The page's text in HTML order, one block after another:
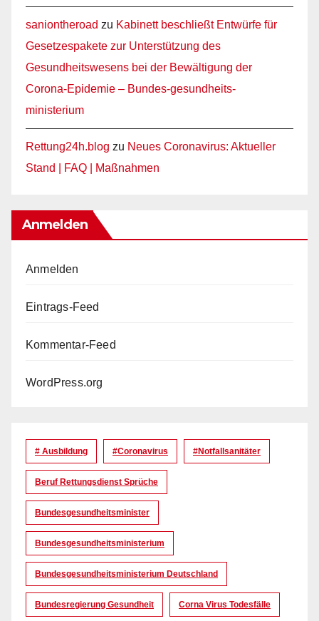
saniontheroad zu Kabinett beschließt Entwürfe für
Gesetzespakete zur Unterstützung des
Gesundheitswesens bei der Bewältigung der
Corona-Epidemie – Bundes-gesundheits-
ministerium
Rettung24h.blog zu Neues Coronavirus: Aktueller
Stand | FAQ | Maßnahmen
Anmelden
Anmelden
Eintrags-Feed
Kommentar-Feed
WordPress.org
# Ausbildung #coronavirus #Notfallsanitäter
Beruf Rettungsdienst Sprüche
Bundesgesundheitsminister
Bundesgesundheitsministerium
Bundesgesundheitsministerium Deutschland
Bundesregierung Gesundheit Corna Virus Todesfälle